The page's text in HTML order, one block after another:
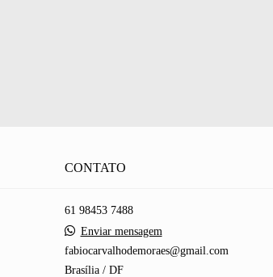
CONTATO
61 98453 7488
Enviar mensagem
fabiocarvalhodemoraes@gmail.com
Brasília / DF